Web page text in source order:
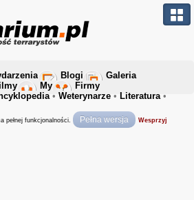
Blogi
Galeria
My
Firmy
• Weterynarze • Literatura•
pełnej funkcjonalności. Pełna wersja Wesprzyj